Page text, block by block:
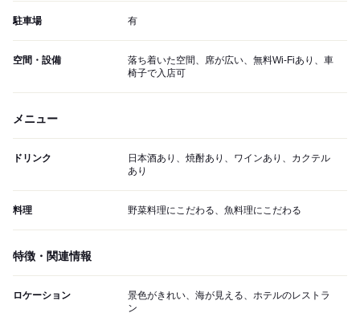
駐車場 有
空間・設備
落ち着いた空間、席が広い、無料Wi-Fiあり、車
椅子で入店可
メニュー
ドリンク
日本酒あり、焼酎あり、ワインあり、カクテル
あり
料理 野菜料理にこだわる、魚料理にこだわる
特徴・関連情報
ロケーション
景色がきれい、海が見える、ホテルのレストラ
ン